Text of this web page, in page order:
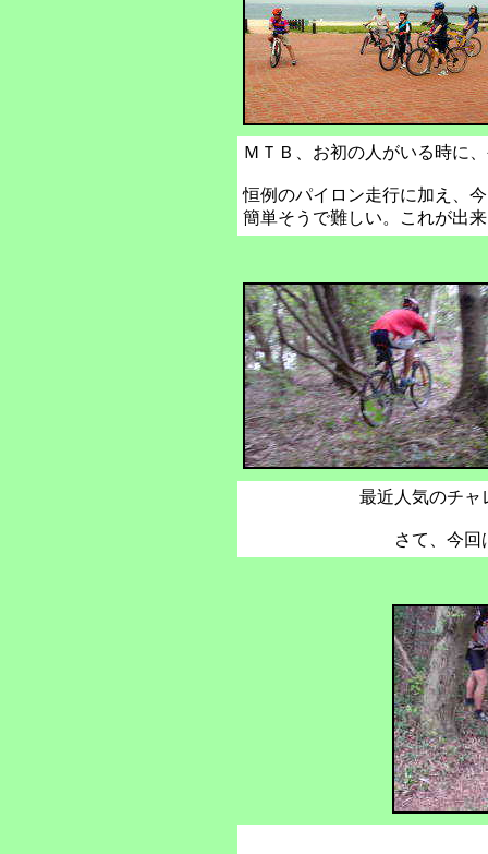
ＭＴＢ、お初の人がいる時に
恒例のパイロン走行に加え、
簡単そうで難しい。これが出
最近人気のチャ
さて、今回